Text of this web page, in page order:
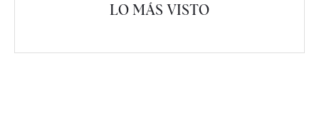
LO MÁS VISTO